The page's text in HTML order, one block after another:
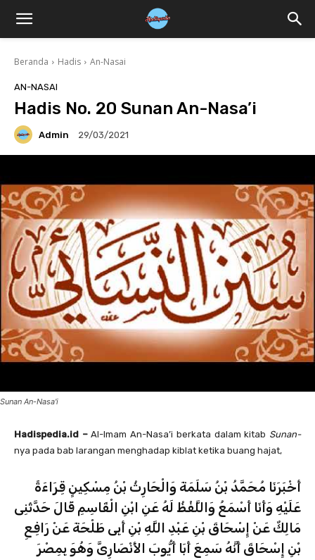
Beranda Hadis An-Nasai
AN-NASAI
Hadis No. 20 Sunan An-Nasa’i
Admin 29/03/2021
Sunan An-Nasa'i
Hadispedia.id –Al-Imam An-Nasa’i berkata dalam kitab Sunan-
nya pada bab larangan menghadap kiblat ketika buang hajat,
أَخْبَرَنَا مُحَمَّدُ بْنُ سَلَمَةَ وَالْحَارِثُ بْنُ مِسْكِينٍ قِرَاءَةً
عَلَيْهِ وَأَنَا أَسْمَعُ وَاللَّفْظُ لَهُ عَنِ ابْنِ الْقَاسِمِ قَالَ حَدَّثَنِى
مَالِكٌ عَنْ إِسْحَاقَ بْنِ عَبْدِ اللَّهِ بْنِ أَبِى طَلْحَةَ عَنْ رَافِعِ
بْنِ إِسْحَاقَ أَنَّهُ سَمِعَ أَبَا أَيُّوبَ الأَنْصَارِىَّ وَهُوَ بِمِصْرَ